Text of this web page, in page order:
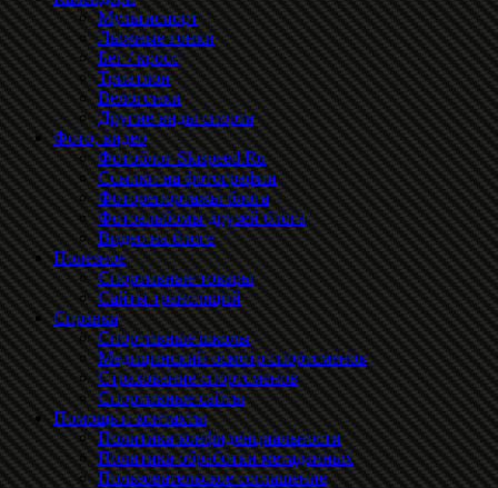
Мультиспорт
Лыжные гонки
Бег / кросс
Триатлон
Велогонки
Другие виды спорта
Фото, видео
Фотоблог Skispeed.Ru
Ссылки на фотографии
Фоторепортажы блога
Фотоальбомы друзей блога
Видео на блоге
Полезное
Спортивные товары
Сайты трансляций
Справка
Спортивные школы
Медицинский осмотр спортсменов
Страхование спортсменов
Спортивные сайты
Помощь и контакты
Политика конфиденциальности
Политика обработки метаданных
Пользовательское соглашение